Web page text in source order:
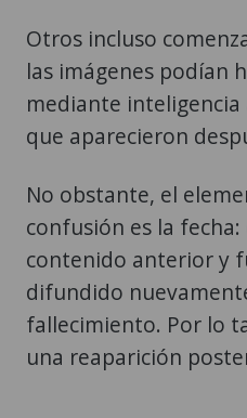
Otros incluso
las imágenes podían
mediante
que aparecieron
No obstante, el
confusión es la
contenido anterior y
difundido
fallecimiento. Por lo
una reaparición